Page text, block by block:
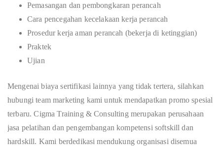
Pemasangan dan pembongkaran perancah
Cara pencegahan kecelakaan kerja perancah
Prosedur kerja aman perancah (bekerja di ketinggian)
Praktek
Ujian
Mengenai biaya sertifikasi lainnya yang tidak tertera, silahkan
hubungi team marketing kami untuk mendapatkan promo spesial
terbaru. Cigma Training & Consulting merupakan perusahaan
jasa pelatihan dan pengembangan kompetensi softskill dan
hardskill. Kami berdedikasi mendukung organisasi disemua